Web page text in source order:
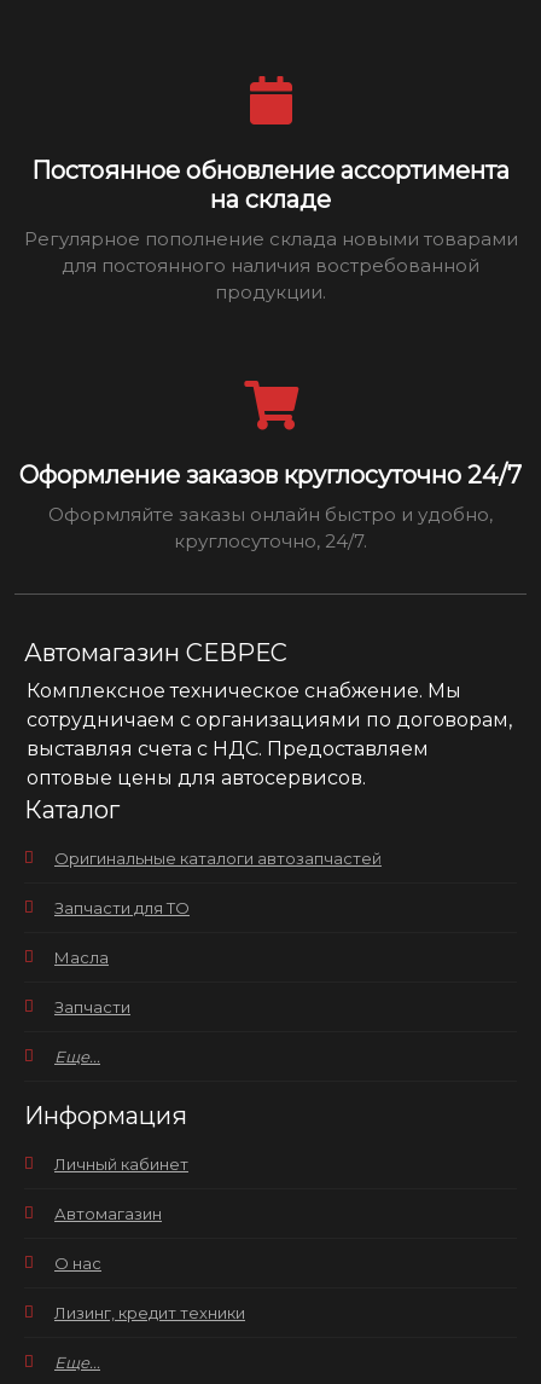
Постоянное обновление ассортимента
на складе
Регулярное пополнение склада новыми товарами
для постоянного наличия востребованной
продукции.
Оформление заказов круглосуточно 24/7
Оформляйте заказы онлайн быстро и удобно,
круглосуточно, 24/7.
Автомагазин СЕВРЕС
Комплексное техническое снабжение. Мы
сотрудничаем с организациями по договорам,
выставляя счета с НДС. Предоставляем
оптовые цены для автосервисов.
Каталог
Оригинальные каталоги автозапчастей
Запчасти для ТО
Масла
Запчасти
Еще...
Информация
Личный кабинет
Автомагазин
О нас
Лизинг, кредит техники
Еще...